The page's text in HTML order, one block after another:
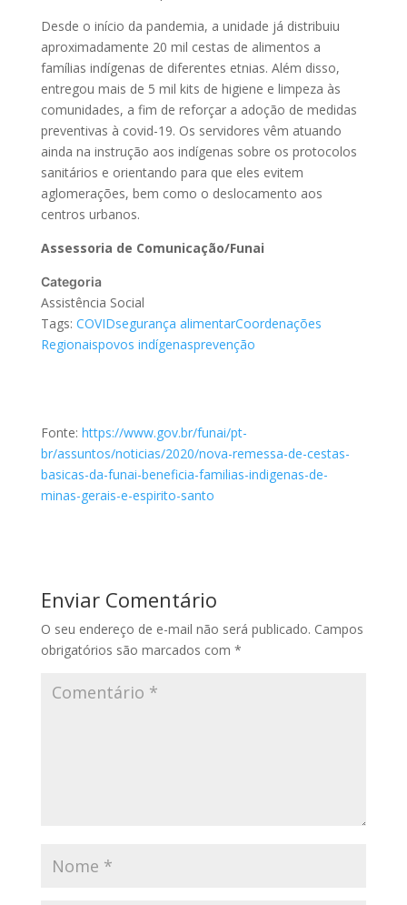
Desde o início da pandemia, a unidade já distribuiu
aproximadamente 20 mil cestas de alimentos a
famílias indígenas de diferentes etnias. Além disso,
entregou mais de 5 mil kits de higiene e limpeza às
comunidades, a fim de reforçar a adoção de medidas
preventivas à covid-19. Os servidores vêm atuando
ainda na instrução aos indígenas sobre os protocolos
sanitários e orientando para que eles evitem
aglomerações, bem como o deslocamento aos
centros urbanos.
Assessoria de Comunicação/Funai
Categoria
Assistência Social
Tags: COVIDsegurança alimentarCoordenações
Regionaispovos indígenasprevenção
Fonte: https://www.gov.br/funai/pt-
br/assuntos/noticias/2020/nova-remessa-de-cestas-
basicas-da-funai-beneficia-familias-indigenas-de-
minas-gerais-e-espirito-santo
Enviar Comentário
O seu endereço de e-mail não será publicado. Campos
obrigatórios são marcados com *